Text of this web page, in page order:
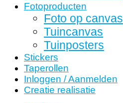
Fotoproducten
Foto op canvas
Tuincanvas
Tuinposters
Stickers
Taperollen
Inloggen / Aanmelden
Creatie realisatie